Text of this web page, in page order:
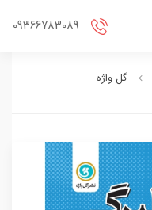
گل واژه